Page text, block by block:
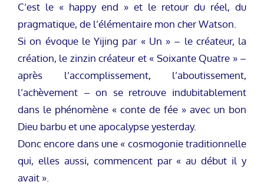
C’est le « happy end » et le retour du réel, du
pragmatique, de l’élémentaire mon cher Watson.
Si on évoque le Yijing par « Un » – le créateur, la
création, le zinzin créateur et « Soixante Quatre » –
après l’accomplissement, l’aboutissement,
l’achèvement – on se retrouve indubitablement
dans le phénomène « conte de fée » avec un bon
Dieu barbu et une apocalypse yesterday.
Donc encore dans une « cosmogonie traditionnelle
qui, elles aussi, commencent par « au début il y
avait ».